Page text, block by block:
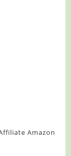
Amazon